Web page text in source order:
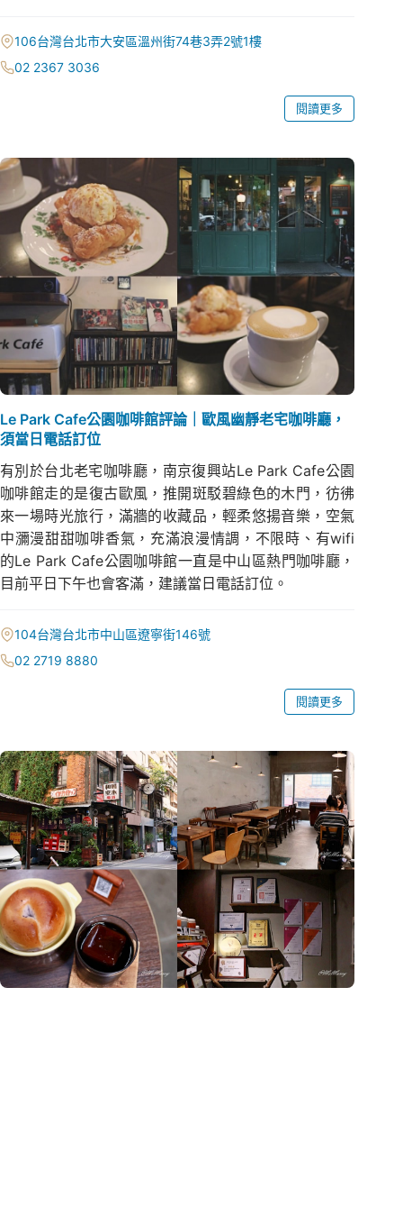
106台灣台北市大安區溫州街74巷3弄2號1樓
02 2367 3036
閱讀更多
Le Park Cafe公園咖啡館評論｜歐風幽靜老宅咖啡廳，
須當日電話訂位
有別於台北老宅咖啡廳，南京復興站Le Park Cafe公園
咖啡館走的是復古歐風，推開斑駁碧綠色的木門，彷彿
來一場時光旅行，滿牆的收藏品，輕柔悠揚音樂，空氣
中瀰漫甜甜咖啡香氣，充滿浪漫情調，不限時、有wifi
的Le Park Cafe公園咖啡館一直是中山區熱門咖啡廳，
目前平日下午也會客滿，建議當日電話訂位。
104台灣台北市中山區遼寧街146號
02 2719 8880
閱讀更多